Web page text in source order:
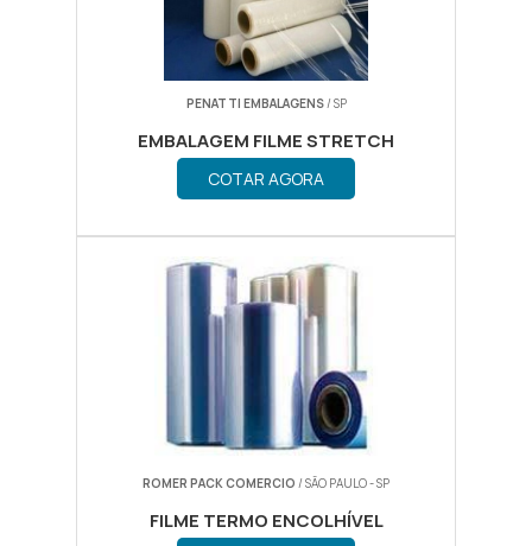
PENATTI EMBALAGENS/ SP
EMBALAGEM FILME STRETCH
DISTRIBUIDOR
COTAR AGORA
ROMER PACK COMERCIO / SÃO PAULO - SP
FILME TERMO ENCOLHÍVEL